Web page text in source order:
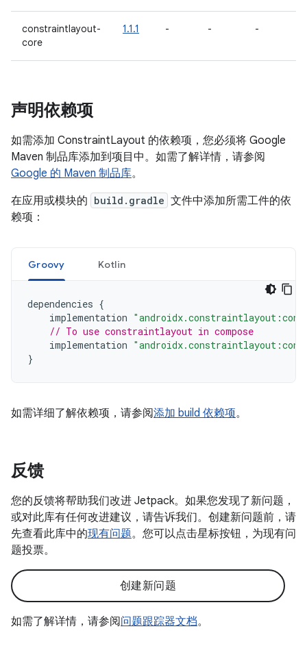
constraintlayout-
core
1.1.1 - - -
声明依赖项
如需添加 ConstraintLayout 的依赖项，您必须将 Google
Maven 制品库添加到项目中。如需了解详情，请参阅
Google 的 Maven 制品库。
在应用或模块的 build.gradle 文件中添加所需工件的依
赖项：
Groovy Kotlin
dependencies {
implementation
// To use constraintlayout in compose
implementation
}
如需详细了解依赖项，请参阅添加 build 依赖项。
反馈
您的反馈将帮助我们改进 Jetpack。如果您发现了新问题，
或对此库有任何改进建议，请告诉我们。创建新问题前，请
先查看此库中的现有问题。您可以点击星标按钮，为现有问
题投票。
创建新问题
如需了解详情，请参阅问题跟踪器文档。